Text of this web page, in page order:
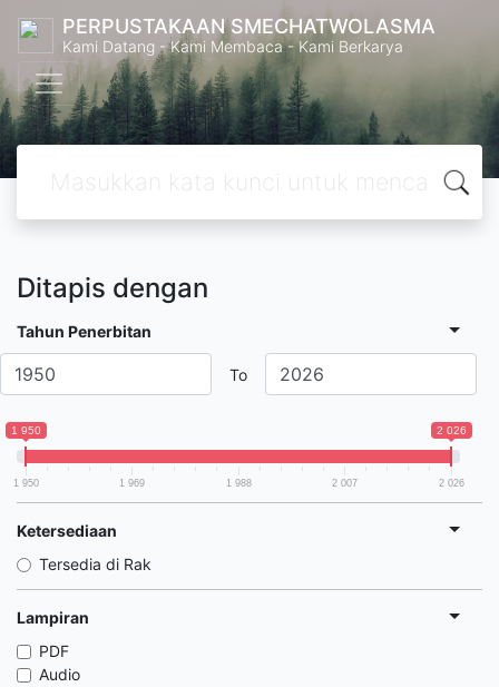
PERPUSTAKAAN SMECHATWOLASMA
Kami Datang - Kami Membaca - Kami Berkarya
Ditapis dengan
Tahun Penerbitan
To
1 950 2 026
1 950 1 969 1 988 2 007 2 026
Ketersediaan
Tersedia di Rak
Lampiran
PDF
Audio